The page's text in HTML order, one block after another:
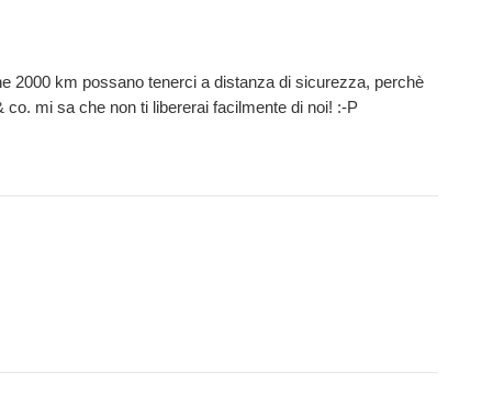
2000 km possano tenerci a distanza di sicurezza, perchè
mi sa che non ti libererai facilmente di noi! :-P